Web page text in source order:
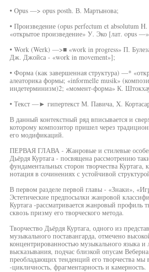
• Opus —> opus posth. В. Мартынова;
• Произведение (opus perfectum et absolutum
«открытое произведение» У. Эко [лат. opus
• Work (Werk) —>■ «work in progress» П.
Дж. Джойса - «work in movement»];
• Форма (как завершенная структура) —*
алеаторика формы; «informelle musik»
индетерминизм)2; «момент-форма» К.
• Текст —► гипертекст М. Павича, X.
В данный контекстный ряд вписывается и
которому композитор пришел через
его модификаций.
ПЕРВАЯ ГЛАВА - Жанровые и стилевые
Дьёрдя Куртага - посвящена рассмотрению
фундаментальных сторон творчества Куртага,
нотация в сочинениях с устойчивой
В первом разделе первой главы - «Знаки»,
Эстетические предпосылки жанровой
Куртага -рассматривается жанровый профиль
сквозь призму его творческого метода.
Творчество Дьёрдя Куртага, одного из
музыкального поставангарда, отмечено
концентрированностью музыкального языка и
высказывания, подчас близкой опусам
преобладающих тенденций его творчества мы
-цикличность, фрагментарность и камерность.